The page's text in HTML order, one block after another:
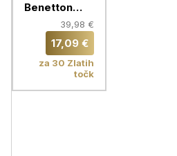
Benetton
90x160 cm,
rumeno-
bela, BE-
39,98 €
17,09 €
za 30 Zlatih
točk